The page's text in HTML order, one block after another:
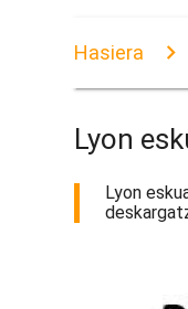
Hasiera
Lyon
Lyon